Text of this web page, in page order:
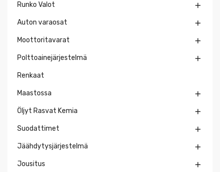
Runko Valot 
Auton varaosat 
Moottoritavarat 
Polttoainejärjestelmä 
Renkaat
Maastossa 
Öljyt Rasvat Kemia 
Suodattimet 
Jäähdytysjärjestelmä 
Jousitus 